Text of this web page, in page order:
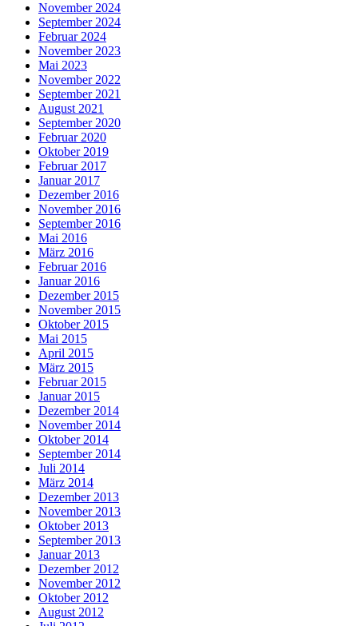
November 2024
September 2024
Februar 2024
November 2023
Mai 2023
November 2022
September 2021
August 2021
September 2020
Februar 2020
Oktober 2019
Februar 2017
Januar 2017
Dezember 2016
November 2016
September 2016
Mai 2016
März 2016
Februar 2016
Januar 2016
Dezember 2015
November 2015
Oktober 2015
Mai 2015
April 2015
März 2015
Februar 2015
Januar 2015
Dezember 2014
November 2014
Oktober 2014
September 2014
Juli 2014
März 2014
Dezember 2013
November 2013
Oktober 2013
September 2013
Januar 2013
Dezember 2012
November 2012
Oktober 2012
August 2012